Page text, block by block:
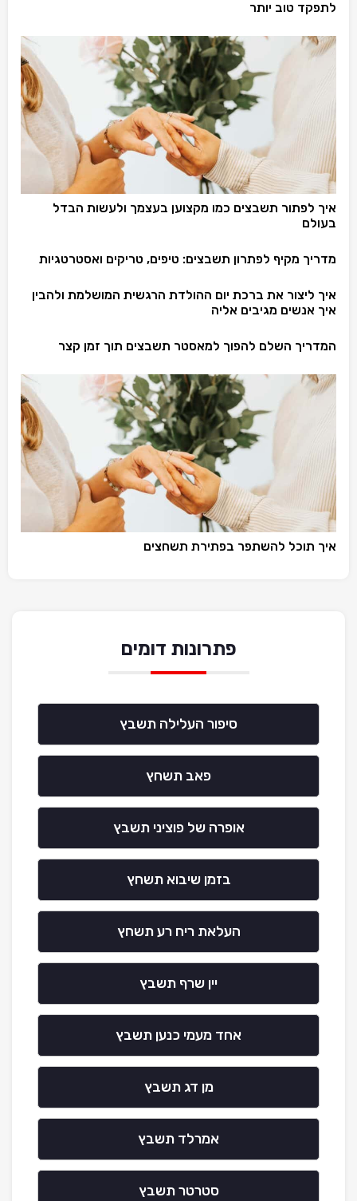
לתפקד טוב יותר
איך לפתור תשבצים כמו מקצוען בעצמך ולעשות הבדל
בעולם
מדריך מקיף לפתרון תשבצים: טיפים, טריקים ואסטרטגיות
איך ליצור את ברכת יום ההולדת הרגשית המושלמת ולהבין
איך אנשים מגיבים אליה
המדריך השלם להפוך למאסטר תשבצים תוך זמן קצר
איך תוכל להשתפר בפתירת תשחצים
פתרונות דומים
סיפור העלילה תשבץ
פאב תשחץ
אופרה של פוציני תשבץ
בזמן שיבוא תשחץ
העלאת ריח רע תשחץ
יין שרף תשבץ
אחד מעמי כנען תשבץ
מן דג תשבץ
אמרלד תשבץ
סטרטר תשבץ